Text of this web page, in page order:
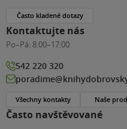
Často navštěvované
Často kladené dotazy
Kontaktujte nás
Po–Pá: 8:00–17:00
542 220 320
Všechny kontakty Naše